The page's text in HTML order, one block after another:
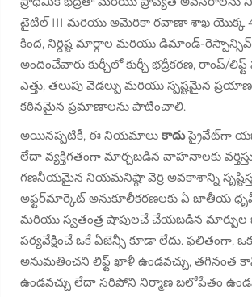
టైటిల్ III మరియు అమెరికా రవాణా శాఖ యొక్క
కింద, నిర్దిష్ట మార్గాల మరియు డిమాండ్-
అందించేవారు కుర్చీలో కుర్చీ భద్రీకరణ, రాంప్/లిఫ్ట్
ఎత్తు, తలుపు వెడల్పు మరియు స్పష్టమైన
కఠినమైన ప్రమాణాలను పాటించాలి.
అయినప్పటికీ, ఈ నియమాలు కాదుప్రైవేట్‌గా
లేదా వ్యక్తిగతంగా మార్చబడిన వాహనాలకు
గణనీయమైన నియమనిష్ఠా వెర్రి అవకాశాన్ని
అఫ్టర్‌మార్కెట్ అనుకూలీకరణలకు ఏ జాతీయ
మరియు స్వతంత్ర షాపులచే చేయబడిన మార్పుల
పర్యవేక్షించే ఒకే ఏజెన్సీ కూడా లేదు. ఫలితంగా,
అనుమతించని లిఫ్ట్ ఖాళీ ఉండవచ్చు, తగినంత
ఉండవచ్చు లేదా సరిపోని నిర్మాణ బలోపేతం